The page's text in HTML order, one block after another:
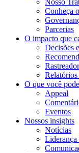
Conheça
Parcerias
O impacto que
Decisões
Relatórios
O que você
Appeal
Eventos
Nossos insights
Notícias
Liderança